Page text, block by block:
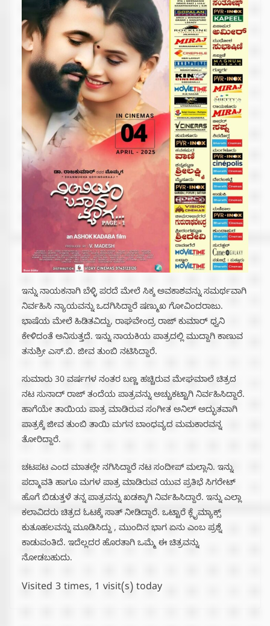
ಇನ್ನು ನಾಯಕನಾಗಿ ಬೆಳ್ಳಿ ಪರದೆ ಮೇಲೆ ಸಿಕ್ಕ ಅವಕಾಶವನ್ನು ಸಮರ್ಥವಾಗಿ
ನಿರ್ವಹಿಸಿ ನ್ಯಾಯವನ್ನು ಒದಗಿಸಿದ್ದಾರೆ ಷಣ್ಮುಖ ಗೋವಿಂದರಾಜು.
ಭಾಷೆಯ ಮೇಲೆ ಹಿಡಿತವಿದ್ದು, ರಾಘವೇಂದ್ರ ರಾಜ್ ಕುಮಾರ್ ಧ್ವನಿ
ಕೇಳಿದಂತೆ ಅನಿಸುತ್ತದೆ. ಇನ್ನು ನಾಯಕಿಯ ಪಾತ್ರದಲ್ಲಿ ಮುದ್ದಾಗಿ ಕಾಣುವ
ತನುಶ್ರೀ ಎಸ್‌.ಬಿ. ಜೀವ ತುಂಬಿ ನಟಿಸಿದ್ದಾರೆ.
ಸುಮಾರು 30 ವರ್ಷಗಳ ನಂತರ ಬಣ್ಣ ಹಚ್ಚಿರುವ ಮೇಘಮಾಲೆ ಚಿತ್ರದ
ನಟ ಸುನಾದ್ ರಾಜ್ ತಂದೆಯ ಪಾತ್ರವನ್ನು ಅಚ್ಚುಕಟ್ಟಾಗಿ ನಿರ್ವಹಿಸಿದ್ದಾರೆ.
ಹಾಗೆಯೇ ತಾಯಿಯ ಪಾತ್ರ ಮಾಡಿರುವ ಸಂಗೀತ ಅನಿಲ್ ಅದ್ಭುತವಾಗಿ
ಪಾತ್ರಕ್ಕೆ ಜೀವ ತುಂಬಿ ತಾಯಿ ಮಗನ ಬಾಂಧವ್ಯದ ಮಮಕಾರವನ್ನ
ತೋರಿದ್ದಾರೆ.
ಚಟಪಟ ಎಂದ ಮಾತಲ್ಲೇ ನಗಿಸಿದ್ದಾರೆ ನಟ ಸಂದೀಪ್ ಮಲ್ಲಾನಿ. ಇನ್ನು
ಪದ್ಮಾವತಿ ಹಾಗೂ ಮಗಳ ಪಾತ್ರ ಮಾಡಿರುವ ಯುವ ಪ್ರತಿಭೆ ಸಿಗರೇಟ್
ಹೊಗೆ ಬಿಡುತ್ತಳೆ ತನ್ನ ಪಾತ್ರವನ್ನು ಖಡಕ್ಕಾಗಿ ನಿರ್ವಹಿಸಿದ್ದಾರೆ. ಇನ್ನು ಎಲ್ಲಾ
ಕಲಾವಿದರು ಚಿತ್ರದ ಓಟಕ್ಕೆ ಸಾತ್ ನೀಡಿದ್ದಾರೆ. ಒಟ್ಟಾರೆ ಕ್ಲೈಮ್ಯಾಕ್ಸ್
ಕುತೂಹಲವನ್ನು ಮೂಡಿಸಿದ್ದು , ಮುಂದಿನ ಭಾಗ ಏನು ಎಂಬ ಪ್ರಶ್ನೆ
ಕಾಡುವಂತಿದೆ. ಇದೆಲ್ಲದರ ಹೊರತಾಗಿ ಒಮ್ಮೆ ಈ ಚಿತ್ರವನ್ನು
ನೋಡಬಹುದು.
Visited 3 times, 1 visit(s) today